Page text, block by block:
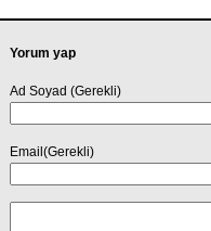
Yorum yap
Ad Soyad (Gerekli)
Email(Gerekli)